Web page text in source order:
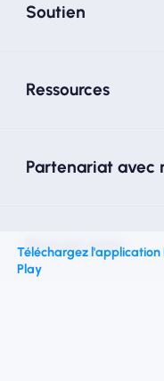
Soutien
Ressources
Partenariat avec
Nomad esim
Téléchargez
Play